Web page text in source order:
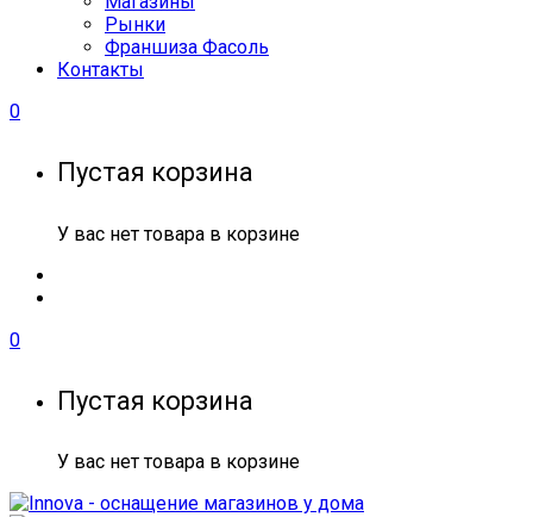
Рынки
Франшиза Фасоль
Контакты
0
Пустая корзина
У вас нет товара в корзине
0
Пустая корзина
У вас нет товара в корзине